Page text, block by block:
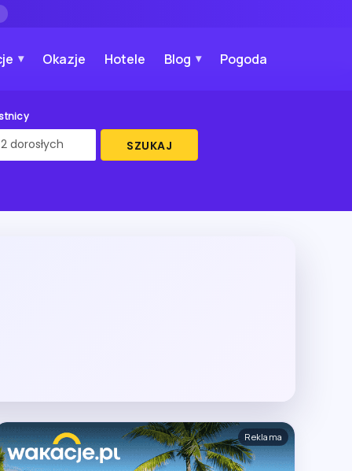
Okazje Hotele Blog Pogoda
SZUKAJ
Reklama